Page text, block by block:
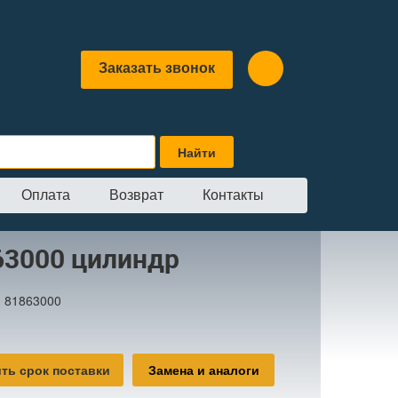
Заказать звонок
Оплата Возврат Контакты
цилиндр
81863000
срок поставки Замена и аналоги